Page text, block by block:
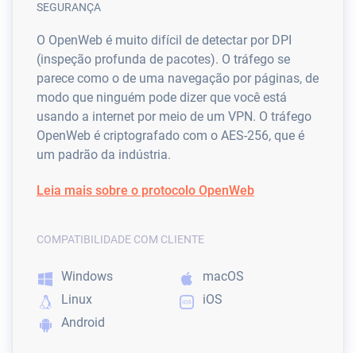
SEGURANÇA
O OpenWeb é muito difícil de detectar por DPI
(inspeção profunda de pacotes). O tráfego se
parece como o de uma navegação por páginas, de
modo que ninguém pode dizer que você está
usando a internet por meio de um VPN. O tráfego
OpenWeb é criptografado com o AES-256, que é
um padrão da indústria.
Leia mais sobre o protocolo OpenWeb
COMPATIBILIDADE COM CLIENTE
Windows
macOS
Linux
iOS
Android